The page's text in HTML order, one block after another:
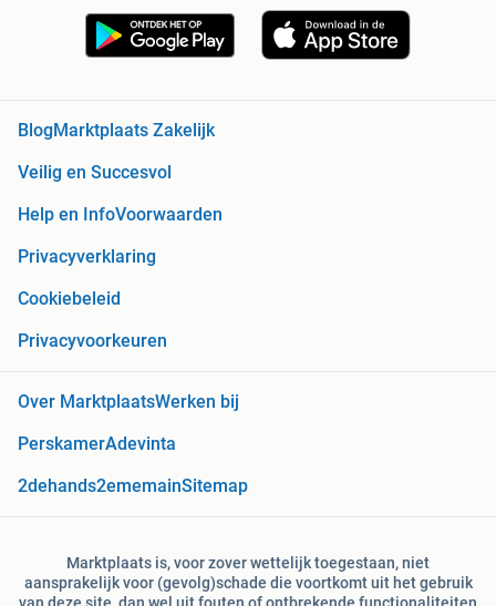
BlogMarktplaats Zakelijk
Veilig en Succesvol
Help en InfoVoorwaarden
Privacyverklaring
Cookiebeleid
Privacyvoorkeuren
Over MarktplaatsWerken bij
PerskamerAdevinta
2dehands2ememainSitemap
Marktplaats is, voor zover wettelijk toegestaan, niet
aansprakelijk voor (gevolg)schade die voortkomt uit het gebruik